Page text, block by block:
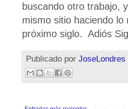
buscando otro trabajo,
mismo sitio haciendo
próximo siglo. Adiós
Publicado por JoseLondres